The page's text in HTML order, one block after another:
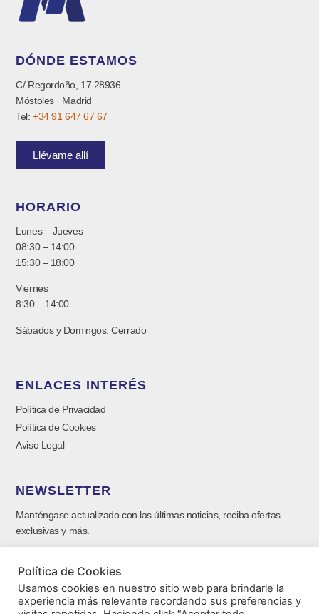
DÓNDE ESTAMOS
C/ Regordoño, 17 28936
Móstoles · Madrid
Tel:+34 91 647 67 67
Llévame allí
HORARIO
Lunes – Jueves
08:30 – 14:00
15:30 – 18:00
Viernes
8:30 – 14:00
Sábados y Domingos: Cerrado
ENLACES INTERÉS
Política de Privacidad
Política de Cookies
Aviso Legal
NEWSLETTER
Manténgase actualizado con las últimas noticias, reciba ofertas
exclusivas y más.
Política de Cookies
Usamos cookies en nuestro sitio web para brindarle la
experiencia más relevante recordando sus preferencias y